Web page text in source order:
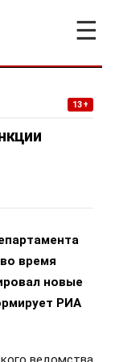
☰
13+
время
новые
РИА